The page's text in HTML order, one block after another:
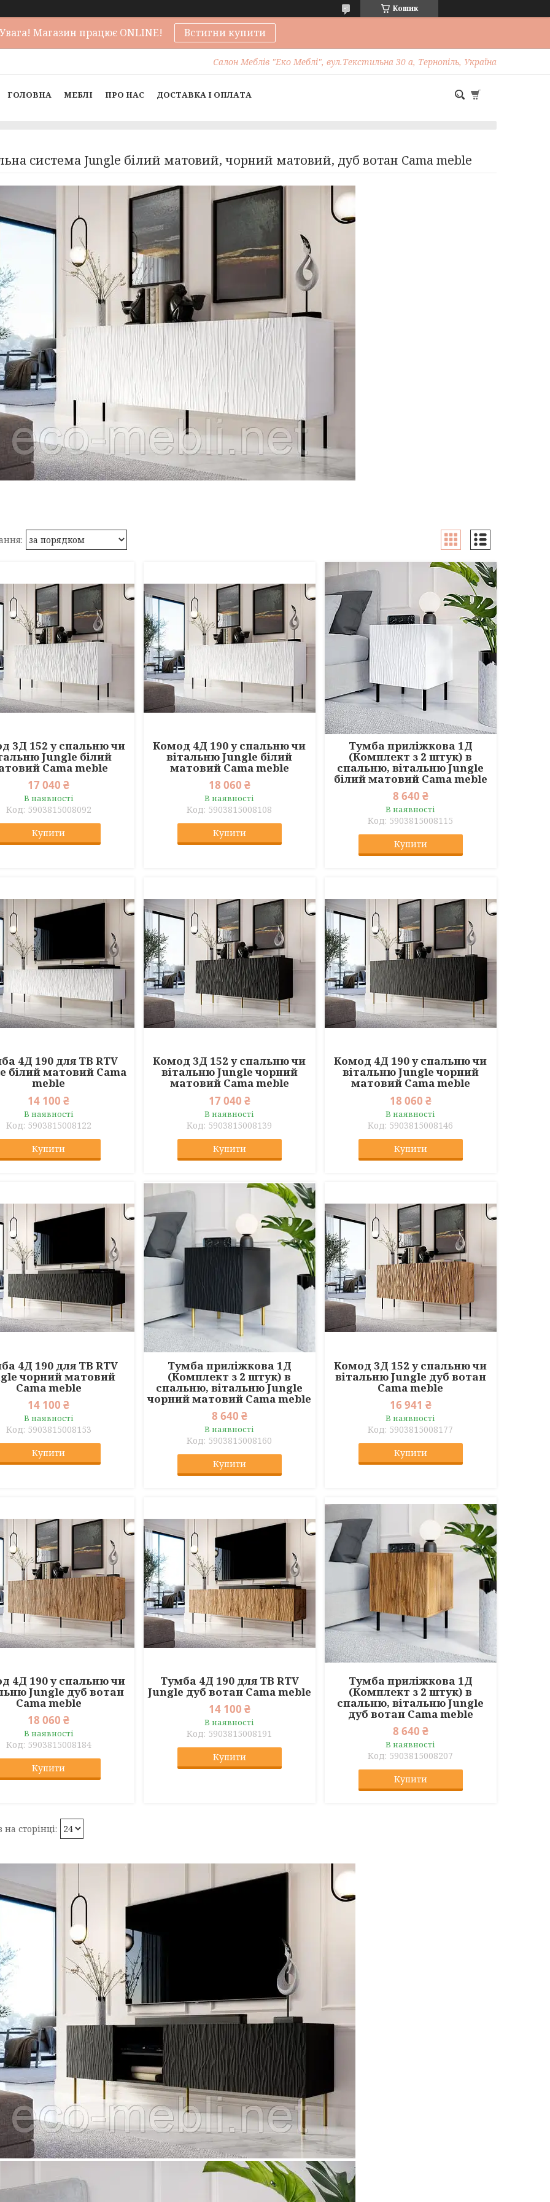
Кошик
Увага! Магазин працює ONLINE! Встигни купити
Салон Меблів "Еко Меблі", вул.Текстильна 30 а, Тернопіль, Україна
ГОЛОВНА МЕБЛІ ПРО НАС ДОСТАВКА І ОПЛАТА
система Jungle білий матовий, чорний матовий, дуб вотан Cama meble
3Д 152 у спальню чи
Jungle білий
Cama meble
17 040 ₴
В наявності
5903815008092
Купити
Комод 4Д 190 у спальню чи
вітальню Jungle білий
матовий Cama meble
18 060 ₴
В наявності
5903815008108
Купити
Тумба приліжкова 1Д
(Комплект з 2 штук) в
спальню, вітальню Jungle
білий матовий Cama meble
8 640 ₴
В наявності
5903815008115
Купити
4Д 190 для ТВ RTV
білий матовий Cama
meble
14 100 ₴
В наявності
5903815008122
Купити
Комод 3Д 152 у спальню чи
вітальню Jungle чорний
матовий Cama meble
17 040 ₴
В наявності
5903815008139
Купити
Комод 4Д 190 у спальню чи
вітальню Jungle чорний
матовий Cama meble
18 060 ₴
В наявності
5903815008146
Купити
4Д 190 для ТВ RTV
чорний матовий
Cama meble
14 100 ₴
В наявності
5903815008153
Купити
Тумба приліжкова 1Д
(Комплект з 2 штук) в
спальню, вітальню Jungle
чорний матовий Cama meble
8 640 ₴
В наявності
5903815008160
Купити
Комод 3Д 152 у спальню чи
вітальню Jungle дуб вотан
Cama meble
16 941 ₴
В наявності
5903815008177
Купити
4Д 190 у спальню чи
Jungle дуб вотан
Cama meble
18 060 ₴
В наявності
5903815008184
Купити
Тумба 4Д 190 для ТВ RTV
Jungle дуб вотан Cama meble
14 100 ₴
В наявності
5903815008191
Купити
Тумба приліжкова 1Д
(Комплект з 2 штук) в
спальню, вітальню Jungle
дуб вотан Cama meble
8 640 ₴
В наявності
5903815008207
Купити